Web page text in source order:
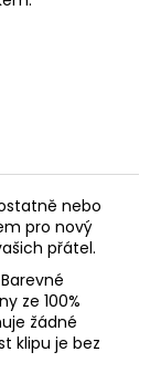
nebo
pro nový
přátel.
Barevné
ze 100%
žádné
klipu je bez